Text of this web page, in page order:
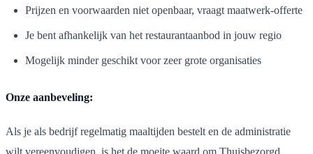
Prijzen en voorwaarden niet openbaar, vraagt maatwerk-offerte
Je bent afhankelijk van het restaurantaanbod in jouw regio
Mogelijk minder geschikt voor zeer grote organisaties
Onze aanbeveling:
Als je als bedrijf regelmatig maaltijden bestelt en de administratie
wilt vereenvoudigen, is het de moeite waard om Thuisbezorgd